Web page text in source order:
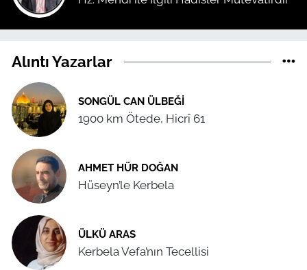
Alıntı Yazarlar
SONGÜL CAN ÜLBEĞI
1900 km Ötede, Hicrî 61
AHMET HÜR DOĞAN
Hüseyn’le Kerbela
ÜLKÜ ARAS
Kerbela Vefa’nın Tecellisi